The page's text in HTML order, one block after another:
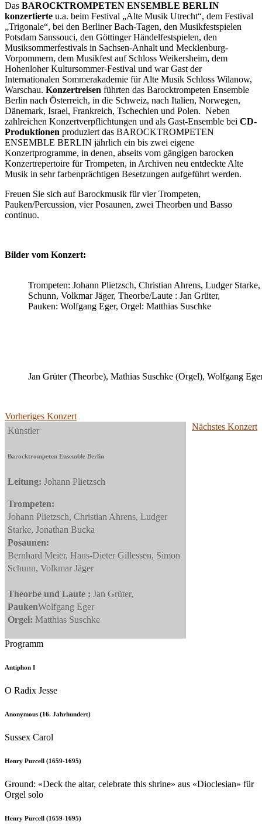
Das BAROCKTROMPETEN ENSEMBLE BERLIN
konzertierte u.a. beim Festival „Alte Musik Utrecht“, dem Festival
„Trigonale“, bei den Berliner Bach-Tagen, den Musikfestspielen
Potsdam Sanssouci, den Göttinger Händelfestspielen, den
Musiksommerfestivals in Sachsen-Anhalt und Mecklenburg-
Vorpommern, dem Musikfest auf Schloss Weikersheim, dem
Hohenloher Kultursommer-Festival und war Gast der
Internationalen Sommerakademie für Alte Musik Schloss Wilanow,
Warschau. Konzertreisen führten das Barocktrompeten Ensemble
Berlin nach Österreich, in die Schweiz, nach Italien, Norwegen,
Dänemark, Israel, Frankreich, Tschechien und Polen. Neben
zahlreichen Konzertverpflichtungen und als Gast-Ensemble bei CD-
Produktionen produziert das BAROCKTROMPETEN
ENSEMBLE BERLIN jährlich ein bis zwei eigene
Konzertprogramme, in denen, abseits vom gängigen barocken
Konzertrepertoire für Trompeten, in Archiven neu entdeckte Alte
Musik in sehr farbenprächtigen Besetzungen aufgeführt werden.
Freuen Sie sich auf Barockmusik für vier Trompeten,
Pauken/Percussion, vier Posaunen, zwei Theorben und Basso
continuo.
Bilder vom Konzert:
Trompeten: Johann Plietzsch, Christian Ahrens, Ludger
Schunn, Volkmar Jäger, Theorbe/Laute : Jan Grüter,
Pauken: Wolfgang Eger, Orgel: Matthias Suschke
Jan Grüter (Theorbe), Mathias Suschke (Orgel), Wolfgang
Vorheriges Konzert
Nächstes Konzert
Künstler
Barocktrompeten Ensemble Berlin
Leitung: Johann Plietzsch
Trompeten:
Johann Plietzsch, Christian Ahrens, Ludger
Starke, Jonathan Bucka
Posaunen:
Bernhard Meier, Hans-Dieter Gillessen, Simon
Schunn, Volkmar Jäger
Theorbe und Laute : Jan Grüter,
PaukenWolfgang Eger
Orgel: Matthias Suschke
Programm
Antiphon I
O Radix Jesse
Anonymous (16. Jahrhundert)
Sussex Carol
Henry Purcell (1659-1695)
Ground: «Deck the altar, celebrate this shrine» aus «Dioclesian» für
Orgel solo
Henry Purcell (1659-1695)